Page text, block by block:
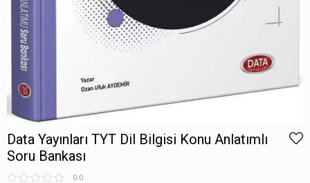
Data Yayınları TYT Dil Bilgisi Konu Anlatımlı
Soru Bankası
0.0